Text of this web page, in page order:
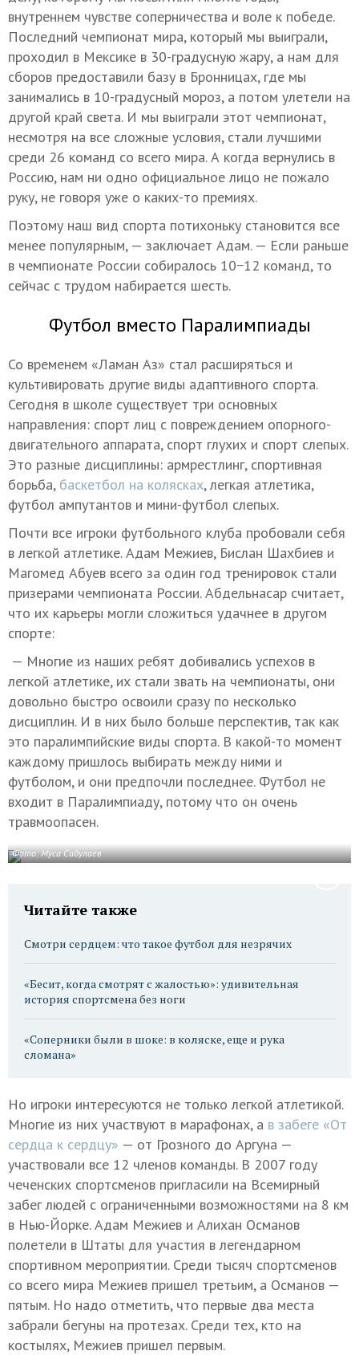
внутреннем чувстве соперничества и воле к победе.
Последний чемпионат мира, который мы выиграли,
проходил в Мексике в 30-градусную жару, а нам для
сборов предоставили базу в Бронницах, где мы
занимались в 10-градусный мороз, а потом улетели на
другой край света. И мы выиграли этот чемпионат,
несмотря на все сложные условия, стали лучшими
среди 26 команд со всего мира. А когда вернулись в
Россию, нам ни одно официальное лицо не пожало
руку, не говоря уже о каких-то премиях.
Поэтому наш вид спорта потихоньку становится все
менее популярным, — заключает Адам. — Если раньше
в чемпионате России собиралось 10−12 команд, то
сейчас с трудом набирается шесть.
Футбол вместо Паралимпиады
Со временем «Ламан Аз» стал расширяться и
культивировать другие виды адаптивного спорта.
Сегодня в школе существует три основных
направления: спорт лиц с повреждением опорного-
двигательного аппарата, спорт глухих и спорт слепых.
Это разные дисциплины: армрестлинг, спортивная
борьба, баскетбол на колясках, легкая атлетика,
футбол ампутантов и мини-футбол слепых.
Почти все игроки футбольного клуба пробовали себя
в легкой атлетике. Адам Межиев, Бислан Шахбиев и
Магомед Абуев всего за один год тренировок стали
призерами чемпионата России. Абдельнасар считает,
что их карьеры могли сложиться удачнее в другом
спорте:
— Многие из наших ребят добивались успехов в
легкой атлетике, их стали звать на чемпионаты, они
довольно быстро освоили сразу по несколько
дисциплин. И в них было больше перспектив, так как
это паралимпийские виды спорта. В какой-то момент
каждому пришлось выбирать между ними и
футболом, и они предпочли последнее. Футбол не
входит в Паралимпиаду, потому что он очень
травмоопасен.
Фото: Муса Садулаев
Читайте также
Смотри сердцем: что такое футбол для незрячих
«Бесит, когда смотрят с жалостью»: удивительная
история спортсмена без ноги
«Соперники были в шоке: в коляске, еще и рука
сломана»
Но игроки интересуются не только легкой атлетикой.
Многие из них участвуют в марафонах, а в забеге «От
сердца к сердцу» — от Грозного до Аргуна —
участвовали все 12 членов команды. В 2007 году
чеченских спортсменов пригласили на Всемирный
забег людей с ограниченными возможностями на 8 км
в Нью-Йорке. Адам Межиев и Алихан Османов
полетели в Штаты для участия в легендарном
спортивном мероприятии. Среди тысяч спортсменов
со всего мира Межиев пришел третьим, а Османов —
пятым. Но надо отметить, что первые два места
забрали бегуны на протезах. Среди тех, кто на
костылях, Межиев пришел первым.